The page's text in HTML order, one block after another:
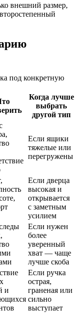
внешний размер,
под конкретную
Когда лучше
выбрать
другой тип
Если ящики
тяжелые или
перегружены
Если дверца
высокая и
открывается
с заметным
усилием
Если нужен
более
уверенный
хват — чаще
лучше скоба
и
Если ручка
острая,
граненая или
сильно
выступает